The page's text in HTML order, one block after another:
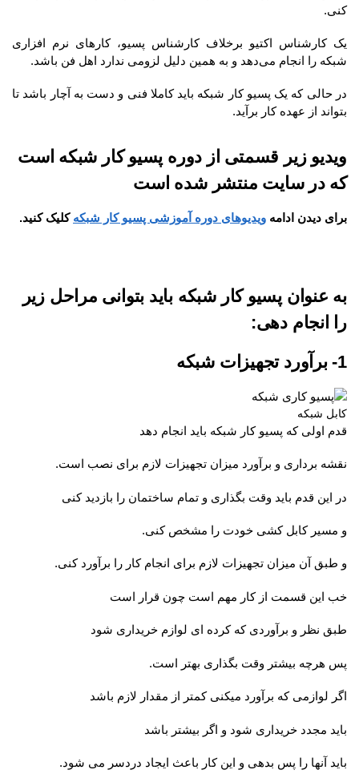
کنی.
یک کارشناس اکتیو برخلاف کارشناس پسیو، کارهای نرم افزاری
شبکه را انجام می‌دهد و به همین دلیل لزومی ندارد اهل فن باشد.
در حالی که یک پسیو کار شبکه باید کاملا فنی و دست به آچار باشد تا
بتواند از عهده کار برآید.
ویدیو زیر قسمتی از دوره پسیو کار شبکه است
که در سایت منتشر شده است
برای دیدن ادامه ویدیوهای دوره آموزشی پسیو کار شبکه کلیک کنید.
به عنوان پسیو کار شبکه باید بتوانی مراحل زیر
را انجام دهی:
1- برآورد تجهیزات شبکه
کابل شبکه
قدم اولی که پسیو کار شبکه باید انجام دهد
نقشه برداری و برآورد میزان تجهیزات لازم برای نصب است.
در این قدم باید وقت بگذاری و تمام ساختمان را بازدید کنی
و مسیر کابل کشی خودت را مشخص کنی.
و طبق آن میزان تجهیزات لازم برای انجام کار را بر‌آورد کنی.
خب این قسمت از کار مهم است چون قرار است
طبق نظر و برآوردی که کرده ای لوازم خریداری شود
پس هرچه بیشتر وقت بگذاری بهتر است.
اگر لوازمی که برآورد میکنی کمتر از مقدار لازم باشد
باید مجدد خریداری شود و اگر بیشتر باشد
باید آنها را پس بدهی و این کار باعث ایجاد دردسر می شود.